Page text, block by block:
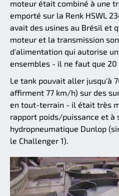
moteur était combiné à une
emporté sur la Renk HSWL
avait des usines au Brésil et
moteur et la transmission
d'alimentation qui autorise
ensembles - il ne faut que
Le tank pouvait aller jusqu'à
affirment 77 km/h) sur des
en tout-terrain - il était très
rapport poids/puissance et à
hydropneumatique Dunlop
le Challenger 1).